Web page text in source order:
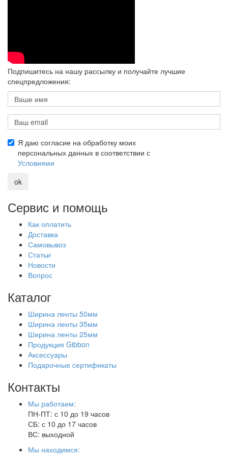
Подпишитесь на нашу рассылку и получайте лучшие
спецпредложения:
Я даю согласие на обработку моих
персональных данных в соответствии с
Условиями
ok
Сервис и помощь
Как оплатить
Доставка
Самовывоз
Статьи
Новости
Вопрос
Каталог
Ширина ленты 50мм
Ширина ленты 35мм
Ширина ленты 25мм
Продукция Gibbon
Аксессуары
Подарочные сертификаты
Контакты
Мы работаем:
ПН-ПТ: с 10 до 19 часов
СБ: с 10 до 17 часов
ВС: выходной
Мы находимся: